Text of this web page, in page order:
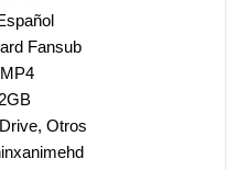
Fansub
MP4
Otros